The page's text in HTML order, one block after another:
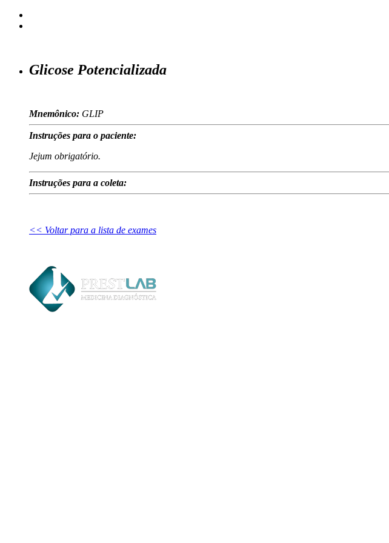
Glicose Potencializada
Mnemônico: GLIP
Instruções para o paciente:
Jejum obrigatório.
Instruções para a coleta:
<< Voltar para a lista de exames